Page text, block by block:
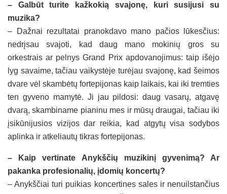
– Galbūt turite kažkokią svajonę, kuri susijusi su
muzika?
– Dažnai rezultatai pranokdavo mano pačios lūkesčius:
nedrįsau svajoti, kad daug mano mokinių gros su
orkestrais ar pelnys Grand Prix apdovanojimus: taip išėjo
lyg savaime, tačiau vaikystėje turėjau svajonę, kad šeimos
dvare vėl skambėtų fortepijonas kaip laikais, kai iki tremties
ten gyveno mamytė. Ji jau pildosi: daug vasarų, atgavę
dvarą, skambiname pianinu mes ir mūsų draugai, tačiau iki
įsikūnijusios vizijos dar reikia, kad atgytų visa sodybos
aplinka ir atkeliautų tikras fortepijonas.
– Kaip vertinate Anykščių muzikinį gyvenimą? Ar
pakanka profesionalių, įdomių koncertų?
– Anykščiai turi puikias koncertines sales ir nenuilstančius